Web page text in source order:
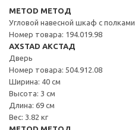
METOD МЕТОД
Угловой навесной шкаф с полками
Номер товара: 194.019.98
AXSTAD АКСТАД
Дверь
Номер товара: 504.912.08
Ширина: 40 см
Высота: 3 см
Длина: 69 см
Вес: 3.82 кг